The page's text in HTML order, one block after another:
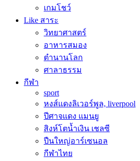
เกมโชว์
Like สาระ
วิทยาศาสตร์
อาหารสมอง
ตำนานโลก
ศาลาธรรม
กีฬา
sport
หงส์แดงลิเวอร์พูล, liverpool
ปีศาจแดง แมนยู
สิงห์โตน้ำเงิน เชลซี
ปืนใหญ่อาร์เซนอล
กีฬาไทย